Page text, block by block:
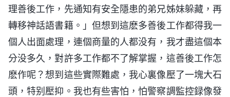
理善後工作，先通知有安全隱患的弟兄姊妹躲藏，再
轉移神話語書籍。」但想到這麽多善後工作都得我一
個人出面處理，連個商量的人都没有，我才盡這個本
分没多久，對許多工作都不了解掌握，這善後工作怎
麽作呢？想到這些實際難處，我心裏像壓了一塊大石
頭，特别壓抑。我也有些害怕，怕警察調監控録像發